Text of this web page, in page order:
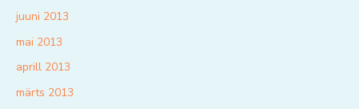
juuni 2013
mai 2013
aprill 2013
märts 2013